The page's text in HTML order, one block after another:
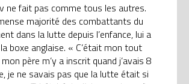
ne fait pas comme tous les autres.
majorité des combattants du
dans la lutte depuis l’enfance, lui a
boxe anglaise. « C’était mon tout
père m’y a inscrit quand j’avais 8
je ne savais pas que la lutte était si